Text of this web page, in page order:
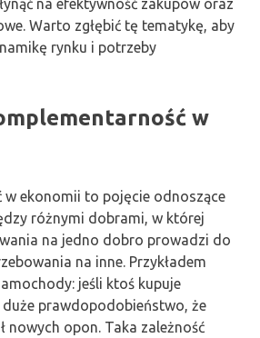
na efektywność zakupów oraz
Warto zgłębić tę tematykę, aby
rynku i potrzeby
w
w ekonomii to pojęcie odnoszące
różnymi dobrami, w której
na jedno dobro prowadzi do
na inne. Przykładem
jeśli ktoś kupuje
prawdopodobieństwo, że
nowych opon. Taka zależność